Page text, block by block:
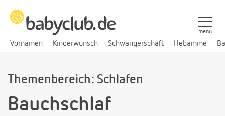
Vornamen Kinderwunsch Schwangerschaft Hebamme
menü
Themenbereich: Schlafen
Bauchschlaf